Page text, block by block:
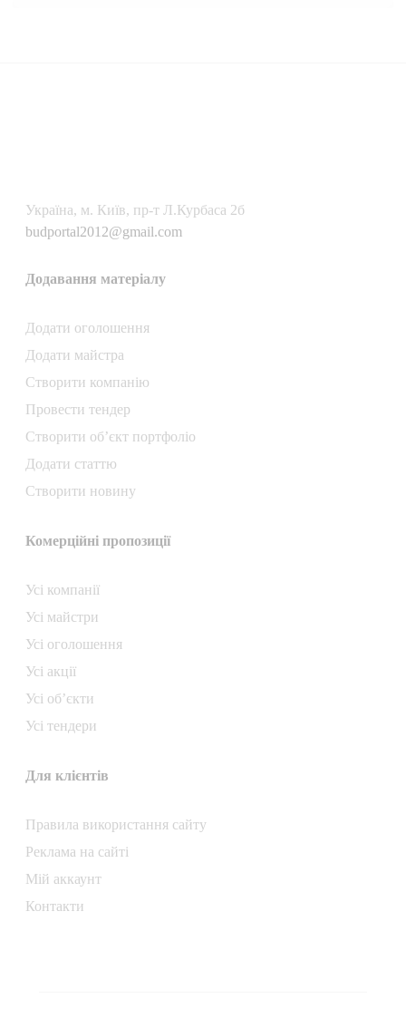
Українa, м. Київ, пр-т Л.Курбаса 2б
budportal2012@gmail.com
Додавання матеріалу
Додати oголошення
Додати майстра
Створити компанiю
Провести тендер
Створити об’єкт портфоліо
Додати статтю
Створити новину
Комерційні пропозиції
Усі компанії
Усі майстри
Усі оголошення
Усі акції
Усі об’єкти
Усі тендери
Для клієнтів
Правила використання сайту
Реклама на сайті
Мій аккаунт
Контакти